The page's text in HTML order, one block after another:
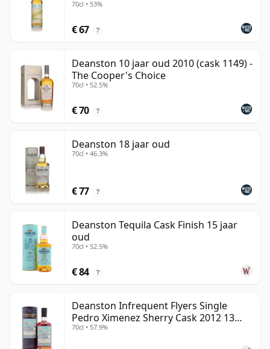
70cl • 53%
€ 67 ?
Deanston 10 jaar oud 2010 (cask 1149) -
The Cooper's Choice
70cl • 52.5%
€ 70 ?
Deanston 18 jaar oud
70cl • 46.3%
€ 77 ?
Deanston Tequila Cask Finish 15 jaar
oud
70cl • 52.5%
€ 84 ?
Deanston Infrequent Flyers Single
Pedro Ximenez Sherry Cask 2012 13
jaar oud
70cl • 57.9%